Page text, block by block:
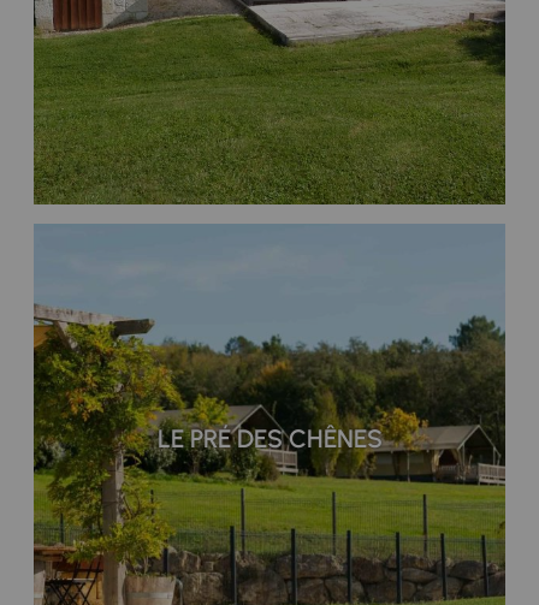
LE PRÉ DES CHÊNES